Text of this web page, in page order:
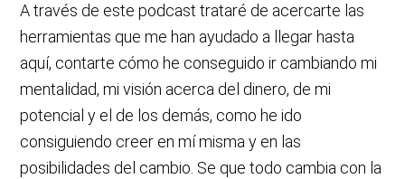
A través de este podcast trataré de acercarte las
herramientas que me han ayudado a llegar hasta
aquí, contarte cómo he conseguido ir cambiando mi
mentalidad, mi visión acerca del dinero, de mi
potencial y el de los demás, como he ido
consiguiendo creer en mí misma y en las
posibilidades del cambio. Se que todo cambia con la